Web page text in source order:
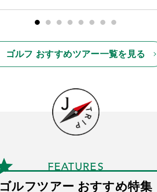
ゴルフ おすすめツアー一覧を見る
FEATURES
ゴルフツアー おすすめ特集